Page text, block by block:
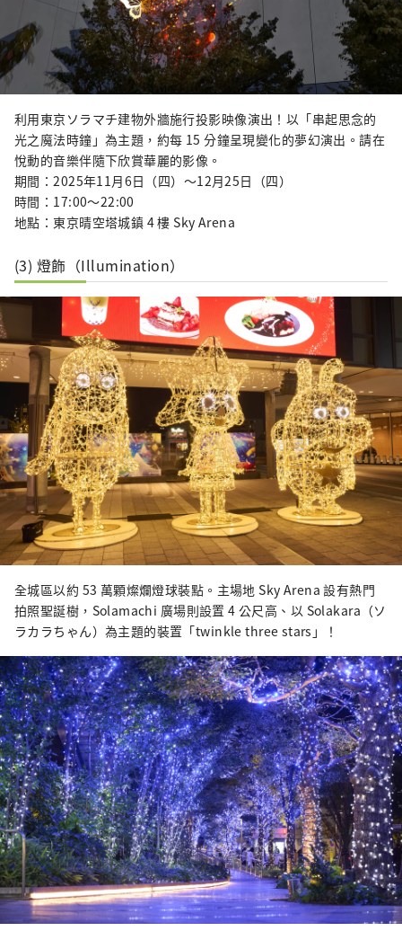
利用東京ソラマチ建物外牆施行投影映像演出！以「串起思念的
光之魔法時鐘」為主題，約每 15 分鐘呈現變化的夢幻演出。請在
悅動的音樂伴隨下欣賞華麗的影像。
期間：2025年11月6日（四）〜12月25日（四）
時間：17:00〜22:00
地點：東京晴空塔城鎮 4 樓 Sky Arena
(3) 燈飾（Illumination）
全城區以約 53 萬顆燦爛燈球裝點。主場地 Sky Arena 設有熱門
拍照聖誕樹，Solamachi 廣場則設置 4 公尺高、以 Solakara（ソ
ラカラちゃん）為主題的裝置「twinkle three stars」！